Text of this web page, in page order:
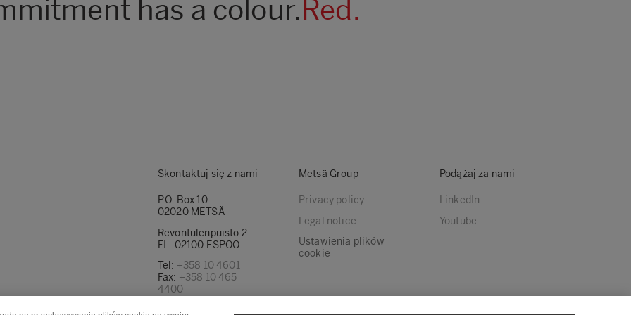
has a colour. Red.
Skontaktuj się z nami
P.O. Box 10
02020 METSÄ
Revontulenpuisto 2
FI - 02100 ESPOO
Tel: +358 10 4601
Fax: +358 10 465
4400
Znajdź nasze adresy
Metsä Group
Privacy policy
Legal notice
Ustawienia plików
cookie
Podążaj za nami
LinkedIn
Youtube